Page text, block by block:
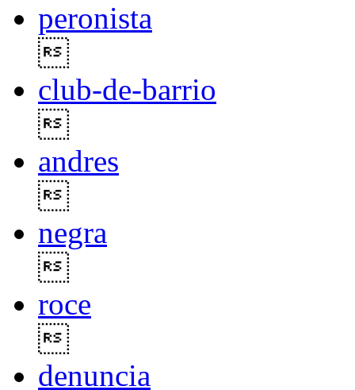
peronista
club-de-barrio
andres
negra
roce
denuncia